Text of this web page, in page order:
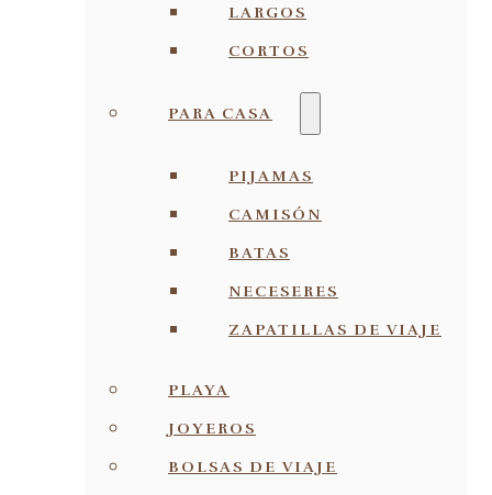
LARGOS
CORTOS
PARA CASA
PIJAMAS
CAMISÓN
BATAS
NECESERES
ZAPATILLAS DE VIAJE
PLAYA
JOYEROS
BOLSAS DE VIAJE